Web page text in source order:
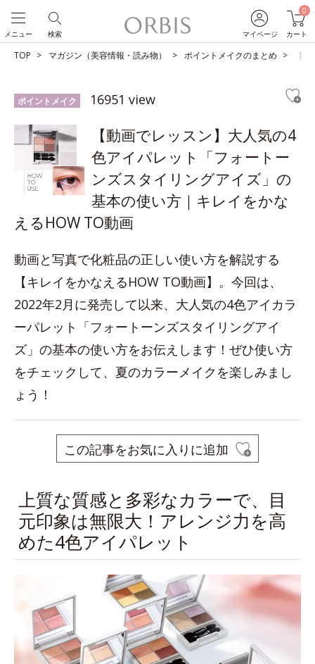
マイページ
0
カート
検索
メニュー
TOP マガジン（美容情報・読み物） ポイントメイクのまとめ 【
ポイントメイク 16951 view
【動画でレッスン】大人気の4
色アイパレット「フォートー
ンズスタイリングアイズ」の
基本の使い方｜キレイをかな
えるHOW TO動画
動画と写真で化粧品の正しい使い方を解説する
【キレイをかなえるHOW TO動画】。今回は、
2022年2月に発売して以来、大人気の4色アイカラ
ーパレット「フォートーンズスタイリングアイ
ズ」の基本の使い方をお伝えします！ぜひ使い方
をチェックして、夏のカラーメイクを楽しみまし
ょう！
この記事をお気に入りに追加
上質な質感と多彩なカラーで、目
元印象は無限大！アレンジ力を高
めた4色アイパレット